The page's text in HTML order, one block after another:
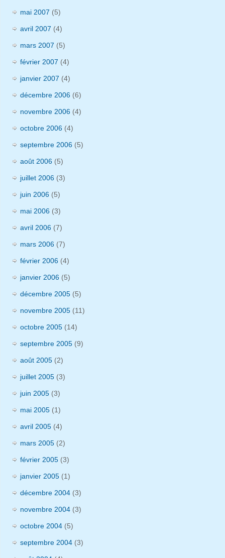
mai 2007 (5)
avril 2007 (4)
mars 2007 (5)
février 2007 (4)
janvier 2007 (4)
décembre 2006 (6)
novembre 2006 (4)
octobre 2006 (4)
septembre 2006 (5)
août 2006 (5)
juillet 2006 (3)
juin 2006 (5)
mai 2006 (3)
avril 2006 (7)
mars 2006 (7)
février 2006 (4)
janvier 2006 (5)
décembre 2005 (5)
novembre 2005 (11)
octobre 2005 (14)
septembre 2005 (9)
août 2005 (2)
juillet 2005 (3)
juin 2005 (3)
mai 2005 (1)
avril 2005 (4)
mars 2005 (2)
février 2005 (3)
janvier 2005 (1)
décembre 2004 (3)
novembre 2004 (3)
octobre 2004 (5)
septembre 2004 (3)